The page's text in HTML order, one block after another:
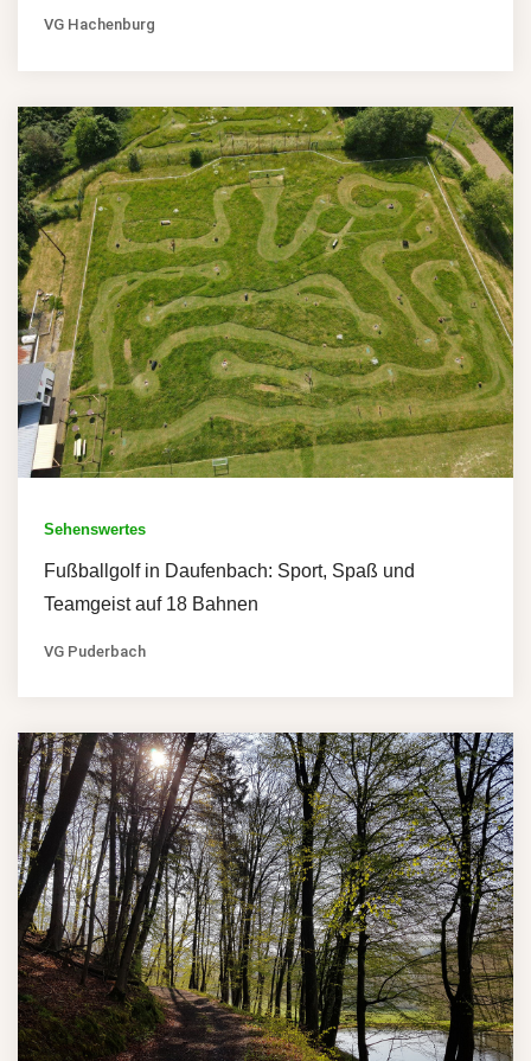
VG Hachenburg
Sehenswertes
Fußballgolf in Daufenbach: Sport, Spaß und
Teamgeist auf 18 Bahnen
VG Puderbach